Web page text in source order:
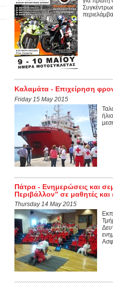
Καλαμάτα - Επιχείρηση
Friday 15 May 2015
Πάτρα - Ενημερώσεις και
Περιβάλλον” σε μαθητές και
Thursday 14 May 2015